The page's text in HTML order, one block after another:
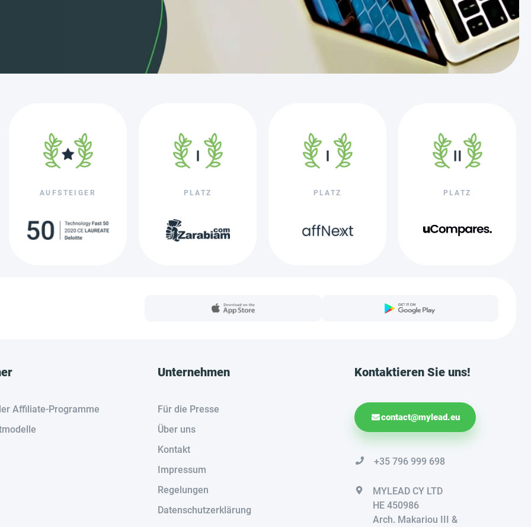
AUFSTEIGER PLATZ PLATZ PLATZ
Affiliate-Programme
Unternehmen
Für die Presse
Über uns
Kontakt
Impressum
Regelungen
Datenschutzerklärung
Kontaktieren Sie uns!
contact@mylead.eu
+35 796 999 698
MYLEAD CY LTD
HE 450986
Arch. Makariou III &